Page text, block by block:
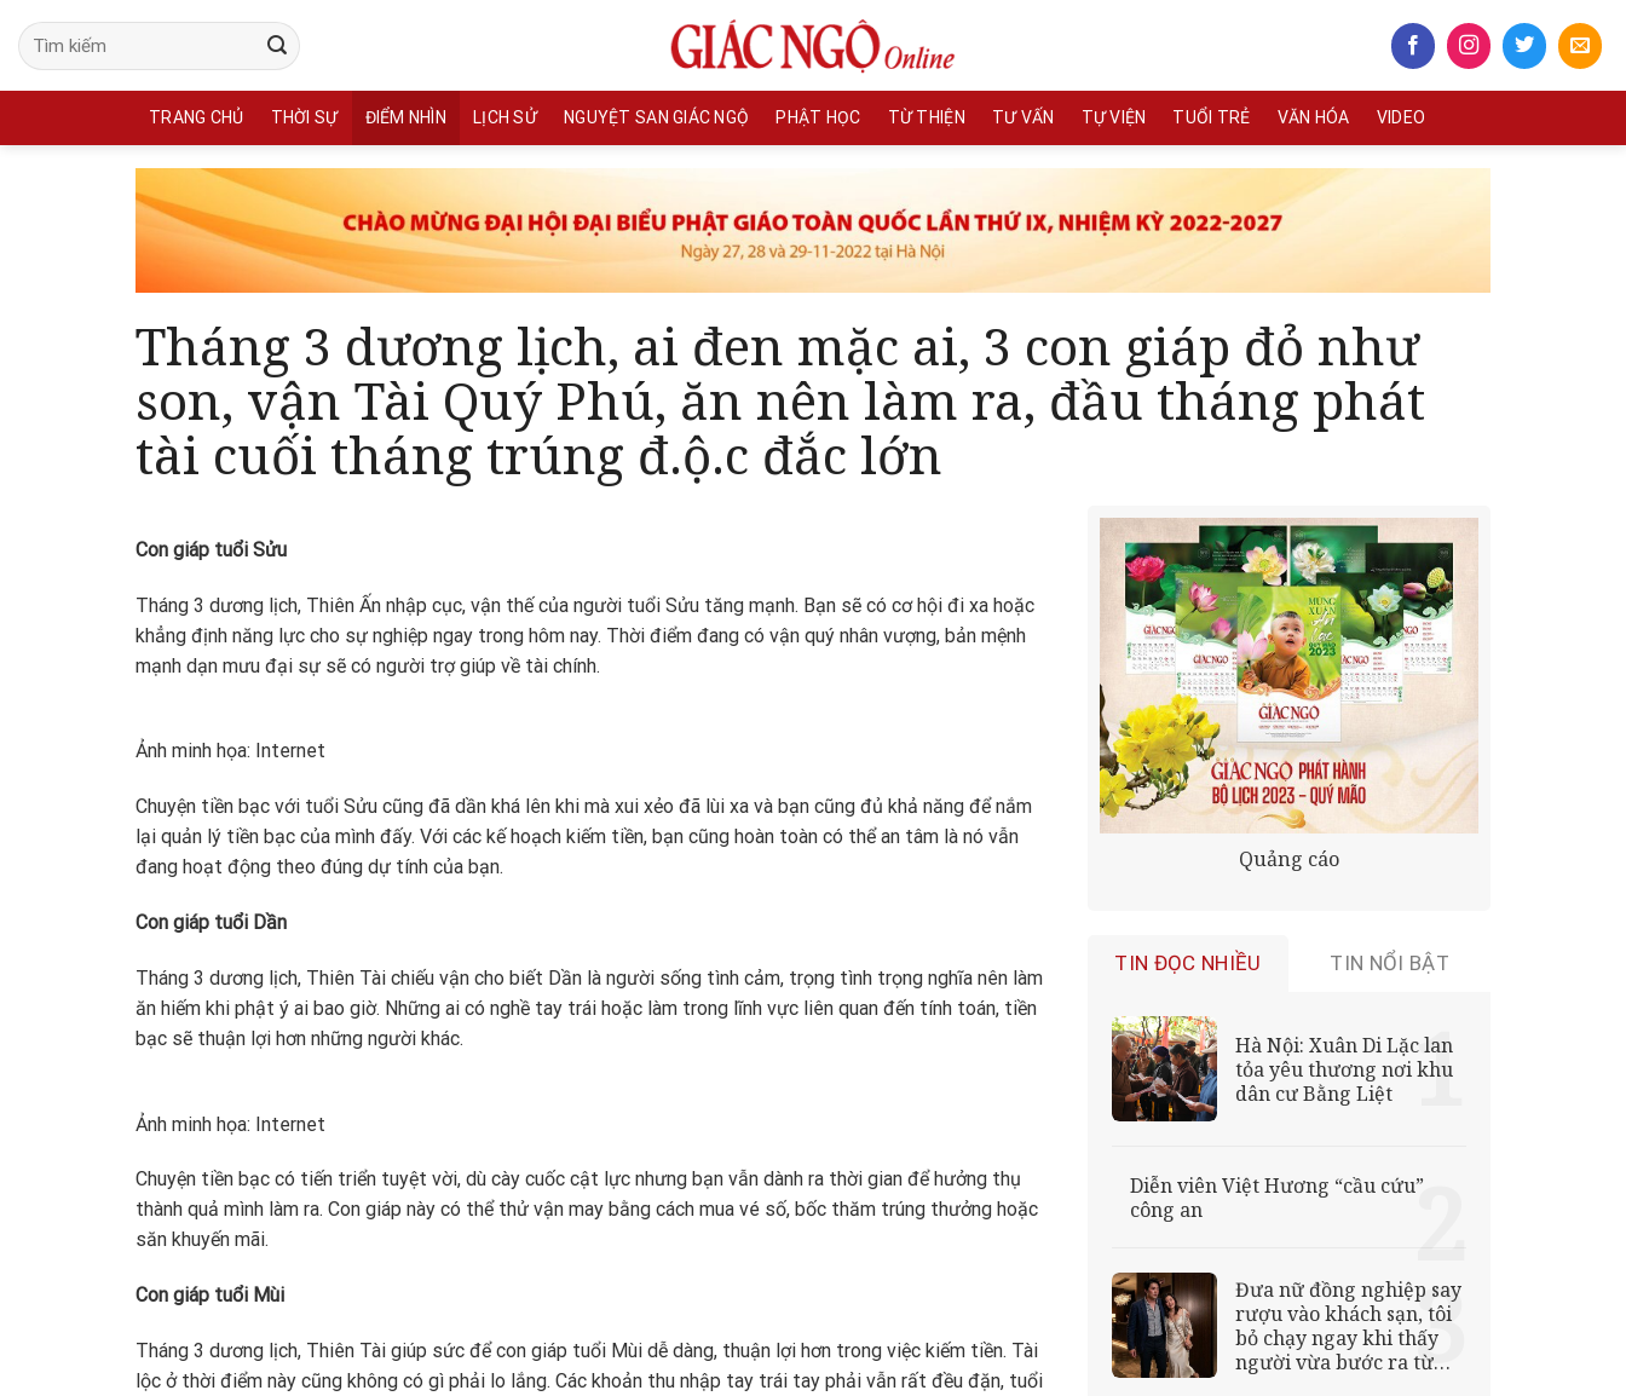
content
TRANG CHỦ THỜI SỰ ĐIỂM NHÌN LỊCH SỬ NGUYỆT SAN GIÁC NGỘ PHẬT HỌC TỪ THIỆN TƯ VẤN TỰ VIỆN TUỔI TRẺ VĂN HÓA VIDEO
Tháng 3 dương lịch, ai đen mặc ai, 3 con giáp đỏ như
son, vận Tài Quý Phú, ăn nên làm ra, đầu tháng phát
tài cuối tháng trúng đ.ộ.c đắc lớn
Con giáp tuổi Sửu
Tháng 3 dương lịch, Thiên Ấn nhập cục, vận thế của người tuổi Sửu tăng mạnh. Bạn sẽ có cơ hội đi xa hoặc
khẳng định năng lực cho sự nghiệp ngay trong hôm nay. Thời điểm đang có vận quý nhân vượng, bản mệnh
mạnh dạn mưu đại sự sẽ có người trợ giúp về tài chính.
Ảnh minh họa: Internet
Chuyện tiền bạc với tuổi Sửu cũng đã dần khá lên khi mà xui xẻo đã lùi xa và bạn cũng đủ khả năng để nắm
lại quản lý tiền bạc của mình đấy. Với các kế hoạch kiếm tiền, bạn cũng hoàn toàn có thể an tâm là nó vẫn
đang hoạt động theo đúng dự tính của bạn.
Con giáp tuổi Dần
Tháng 3 dương lịch, Thiên Tài chiếu vận cho biết Dần là người sống tình cảm, trọng tình trọng nghĩa nên làm
ăn hiếm khi phật ý ai bao giờ. Những ai có nghề tay trái hoặc làm trong lĩnh vực liên quan đến tính toán, tiền
bạc sẽ thuận lợi hơn những người khác.
Ảnh minh họa: Internet
Chuyện tiền bạc có tiến triển tuyệt vời, dù cày cuốc cật lực nhưng bạn vẫn dành ra thời gian để hưởng thụ
thành quả mình làm ra. Con giáp này có thể thử vận may bằng cách mua vé số, bốc thăm trúng thưởng hoặc
săn khuyến mãi.
Con giáp tuổi Mùi
Tháng 3 dương lịch, Thiên Tài giúp sức để con giáp tuổi Mùi dễ dàng, thuận lợi hơn trong việc kiếm tiền. Tài
lộc ở thời điểm này cũng không có gì phải lo lắng. Các khoản thu nhập tay trái tay phải vẫn rất đều đặn, tuổi
Quảng cáo
TIN ĐỌC NHIỀU TIN NỔI BẬT
Hà Nội: Xuân Di Lặc lan
tỏa yêu thương nơi khu
dân cư Bằng Liệt
Diễn viên Việt Hương “cầu cứu”
công an
Đưa nữ đồng nghiệp say
rượu vào khách sạn, tôi
bỏ chạy ngay khi thấy
người vừa bước ra từ